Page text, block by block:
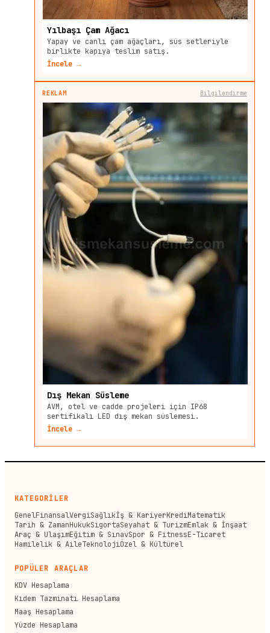
Yılbaşı Çam Ağacı
Yapay ve canlı çam ağaçları, süs setleriyle
birlikte kapıya teslim satış.
İncele →
REKLAM Bilgilendirme
Dış Mekan Süsleme
AVM, otel ve cadde projeleri için IP68
sertifikalı LED dış mekan süslemesi.
İncele →
KATEGORİLER
GenelFinansalVergiSağlıkİş & KariyerKrediMatematik
Tarih & ZamanHukukSigortaSeyahat & TurizmEmlak & İnşaat
Araç & UlaşımEğitim & SınavSpor & FitnessE-Ticaret
Hamilelik & AileTeknolojiÖzel & Kültürel
POPÜLER ARAÇLAR
KDV Hesaplama
Kıdem Tazminatı Hesaplama
Maaş Hesaplama
Yüzde Hesaplama